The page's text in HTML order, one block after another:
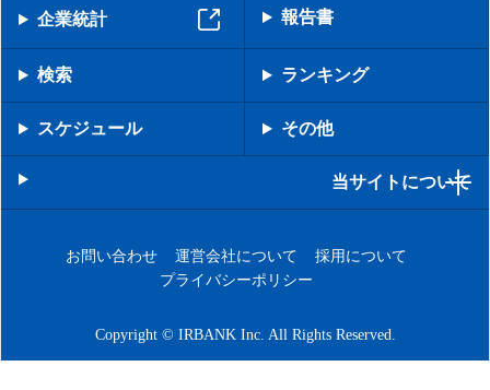
企業統計 報告書
検索 ランキング
スケジュール その他
当サイトについて
お問い合わせ 運営会社について
採用について
プライバシーポリシー
Copyright © IRBANK Inc. All Rights Reserved.